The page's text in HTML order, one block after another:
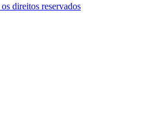
direitos reservados